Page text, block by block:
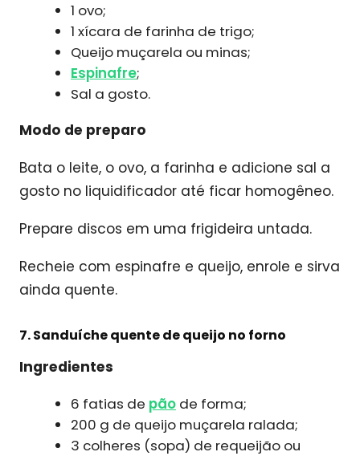
1 ovo;
1 xícara de farinha de trigo;
Queijo muçarela ou minas;
Espinafre;
Sal a gosto.
Modo de preparo
Bata o leite, o ovo, a farinha e adicione sal a
gosto no liquidificador até ficar homogêneo.
Prepare discos em uma frigideira untada.
Recheie com espinafre e queijo, enrole e sirva
ainda quente.
7. Sanduíche quente de queijo no forno
Ingredientes
6 fatias de pão de forma;
200 g de queijo muçarela ralada;
3 colheres (sopa) de requeijão ou